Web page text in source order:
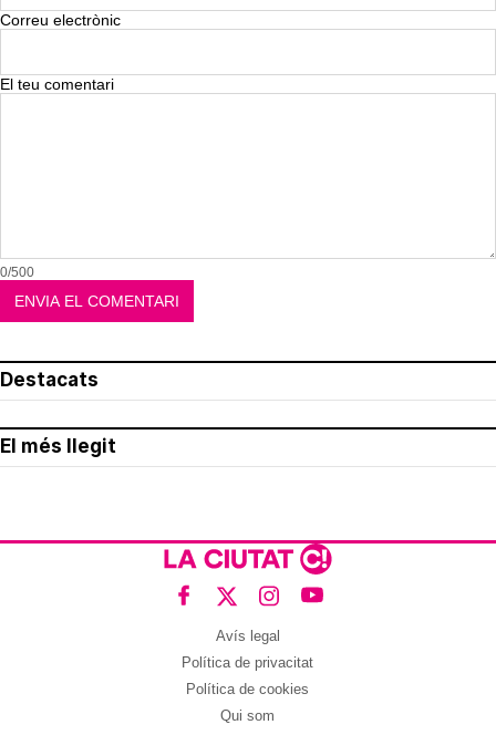
Correu electrònic
El teu comentari
0/500
Destacats
El més llegit
Avís legal
Política de privacitat
Política de cookies
Qui som